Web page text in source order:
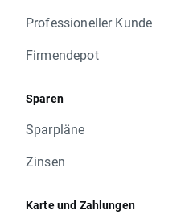
Professioneller Kunde
Firmendepot
Sparen
Sparpläne
Zinsen
Karte und Zahlungen